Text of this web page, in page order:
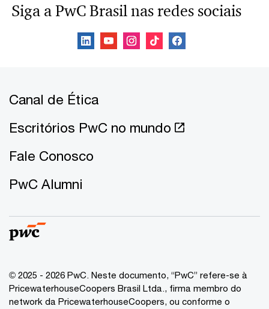
Siga a PwC Brasil nas redes sociais
Canal de Ética
Escritórios PwC no mundo
Fale Conosco
PwC Alumni
© 2025 - 2026 PwC. Neste documento, “PwC” refere-se à
PricewaterhouseCoopers Brasil Ltda., firma membro do
network da PricewaterhouseCoopers, ou conforme o